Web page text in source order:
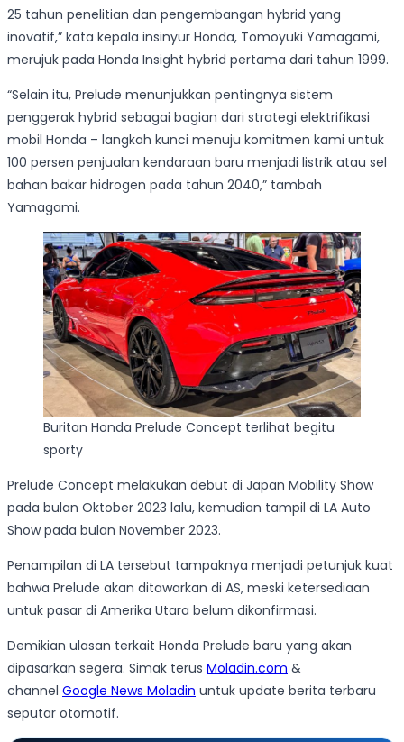
25 tahun penelitian dan pengembangan hybrid yang
inovatif,” kata kepala insinyur Honda, Tomoyuki Yamagami,
merujuk pada Honda Insight hybrid pertama dari tahun 1999.
“Selain itu, Prelude menunjukkan pentingnya sistem
penggerak hybrid sebagai bagian dari strategi elektrifikasi
mobil Honda – langkah kunci menuju komitmen kami untuk
100 persen penjualan kendaraan baru menjadi listrik atau sel
bahan bakar hidrogen pada tahun 2040,” tambah
Yamagami.
Buritan Honda Prelude Concept terlihat begitu
sporty
Prelude Concept melakukan debut di Japan Mobility Show
pada bulan Oktober 2023 lalu, kemudian tampil di LA Auto
Show pada bulan November 2023.
Penampilan di LA tersebut tampaknya menjadi petunjuk kuat
bahwa Prelude akan ditawarkan di AS, meski ketersediaan
untuk pasar di Amerika Utara belum dikonfirmasi.
Demikian ulasan terkait Honda Prelude baru yang akan
dipasarkan segera. Simak terus Moladin.com &
channel Google News Moladin untuk update berita terbaru
seputar otomotif.